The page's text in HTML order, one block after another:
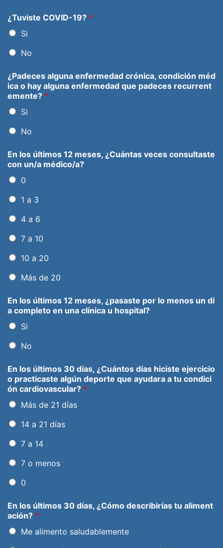
¿Tuviste COVID-19? *
Si
No
¿Padeces alguna enfermedad crónica, condición méd
ica o hay alguna enfermedad que padeces recurrent
emente? *
Si
No
En los últimos 12 meses, ¿Cuántas veces consultaste
con un/a médico/a?
0
1 a 3
4 a 6
7 a 10
10 a 20
Más de 20
En los últimos 12 meses, ¿pasaste por lo menos un dí
a completo en una clínica u hospital?
Si
No
En los últimos 30 días, ¿Cuántos días hiciste ejercicio
o practicaste algún deporte que ayudara a tu condici
ón cardiovascular? *
Más de 21 días
14 a 21 días
7 a 14
7 o menos
0
En los últimos 30 días, ¿Cómo describirías tu aliment
ación? *
Me alimento saludablemente